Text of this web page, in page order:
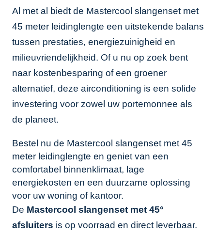
Al met al biedt de Mastercool slangenset met
45 meter leidinglengte een uitstekende balans
tussen prestaties, energiezuinigheid en
milieuvriendelijkheid. Of u nu op zoek bent
naar kostenbesparing of een groener
alternatief, deze airconditioning is een solide
investering voor zowel uw portemonnee als
de planeet.
Bestel nu de Mastercool slangenset met 45
meter leidinglengte en geniet van een
comfortabel binnenklimaat, lage
energiekosten en een duurzame oplossing
voor uw woning of kantoor.
De Mastercool slangenset met 45°
afsluiters is op voorraad en direct leverbaar.